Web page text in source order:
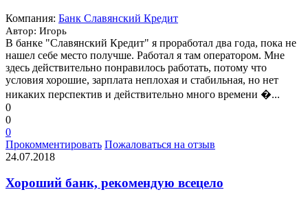
Компания: Банк Славянский Кредит
Автор: Игорь
В банке "Славянский Кредит" я проработал два года, пока не
нашел себе место получше. Работал я там оператором. Мне
здесь действительно понравилось работать, потому что
условия хорошие, зарплата неплохая и стабильная, но нет
никаких перспектив и действительно много времени �...
0
0
0
Прокомментировать Пожаловаться на отзыв
24.07.2018
Хороший банк, рекомендую всецело